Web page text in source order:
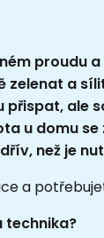
proudu
a
ale
u domu
než je
a
technika?